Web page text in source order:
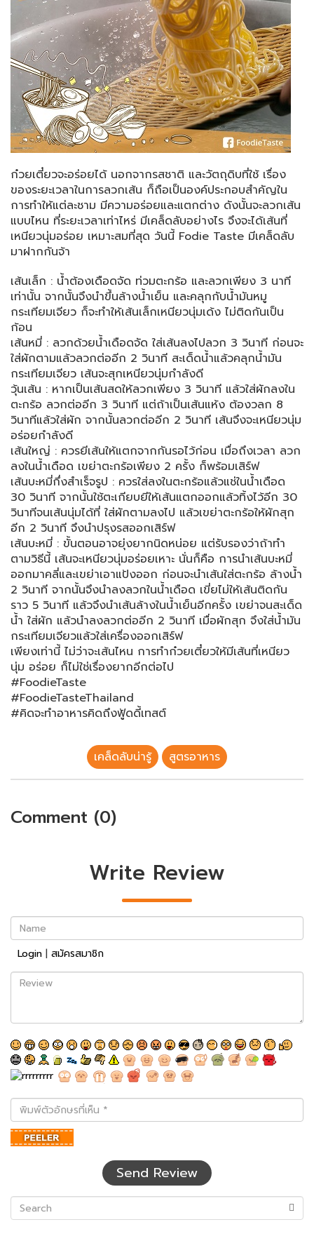
ก๋วยเตี๋ยวจะอร่อยได้ นอกจากรสชาติ และวัตถุดิบที่ใช้ เรื่อง
ของระยะเวลาในการลวกเส้น ก็ถือเป็นองค์ประกอบสำคัญใน
การทำให้แต่ละชาม มีความอร่อยและแตกต่าง ดังนั้นจะลวกเส้น
แบบไหน ที่ระยะเวลาเท่าไหร่ มีเคล็ดลับอย่างไร จึงจะได้เส้นที่
เหนียวนุ่มอร่อย เหมาะสมที่สุด วันนี้ Fodie Taste มีเคล็ดลับ
มาฝากกันจ้า
เส้นเล็ก : น้ำต้องเดือดจัด ท่วมตะกร้อ และลวกเพียง 3 นาที
เท่านั้น จากนั้นจึงนำขึ้นล้างน้ำเย็น และคลุกกับน้ำมันหมู
กระเทียมเจียว ก็จะทำให้เส้นเล็กเหนียวนุ่มเด้ง ไม่ติดกันเป็น
ก้อน
เส้นหมี่ : ลวกด้วยน้ำเดือดจัด ใส่เส้นลงไปลวก 3 วินาที ก่อนจะ
ใส่ผักตามแล้วลวกต่ออีก 2 วินาที สะเด็ดน้ำแล้วคลุกน้ำมัน
กระเทียมเจียว เส้นจะสุกเหนียวนุ่มกำลังดี
วุ้นเส้น : หากเป็นเส้นสดให้ลวกเพียง 3 วินาที แล้วใส่ผักลงใน
ตะกร้อ ลวกต่ออีก 3 วินาที แต่ถ้าเป็นเส้นแห้ง ต้องวลก 8
วินาทีแล้วใส่ผัก จากนั้นลวกต่ออีก 2 วินาที เส้นจึงจะเหนียวนุ่ม
อร่อยกำลังดี
เส้นใหญ่ : ควรยีเส้นให้แตกจากกันรอไว้ก่อน เมื่อถึงเวลา ลวก
ลงในน้ำเดือด เขย่าตะกร้อเพียง 2 ครั้ง ก็พร้อมเสิร์ฟ
เส้นบะหมี่กึ่งสำเร็จรูป : ควรใส่ลงในตะกร้อแล้วแช่ในน้ำเดือด
30 วินาที จากนั้นใช้ตะเกียบยีให้เส้นแตกออกแล้วทิ้งไว้อีก 30
วินาทีจนเส้นนุ่มได้ที่ ใส่ผักตามลงไป แล้วเขย่าตะกร้อให้ผักสุก
อีก 2 วินาที จึงนำปรุงรสออกเสิร์ฟ
เส้นบะหมี่ : ขั้นตอนอาจยุ่งยากนิดหน่อย แต่รับรองว่าถ้าทำ
ตามวิธีนี้ เส้นจะเหนียวนุ่มอร่อยเหาะ นั่นก็คือ การนำเส้นบะหมี่
ออกมาคลี่และเขย่าเอาแป้งออก ก่อนจะนำเส้นใส่ตะกร้อ ล้างน้ำ
2 วินาที จากนั้นจึงนำลงลวกในน้ำเดือด เขี่ยไม่ให้เส้นติดกัน
ราว 5 วินาที แล้วจึงนำเส้นล้างในน้ำเย็นอีกครั้ง เขย่าจนสะเด็ด
น้ำ ใส่ผัก แล้วนำลงลวกต่ออีก 2 วินาที เมื่อผักสุก จึงใส่น้ำมัน
กระเทียมเจียวแล้วใส่เครื่องออกเสิร์ฟ
เพียงเท่านี้ ไม่ว่าจะเส้นไหน การทำก๋วยเตี๋ยวให้มีเส้นที่เหนียว
นุ่ม อร่อย ก็ไม่ใช่เรื่องยากอีกต่อไป
#FoodieTaste
#FoodieTasteThailand
#คิดจะทำอาหารคิดถึงฟู้ดดี้เทสต์
เคล็ดลับน่ารู้ สูตรอาหาร
Comment (0)
Write Review
Name
Login | สมัครสมาชิก
Review
พิมพ์
ตัว
อักษร
ที่
Send Review